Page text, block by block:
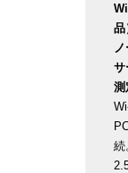
品
サ
測
続